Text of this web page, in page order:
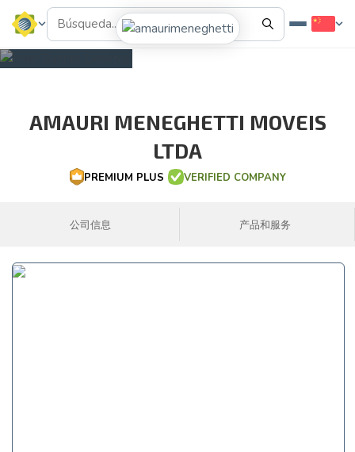
AMAURI MENEGHETTI MOVEIS
LTDA
PREMIUM PLUS VERIFIED COMPANY
公司信息 产品和服务